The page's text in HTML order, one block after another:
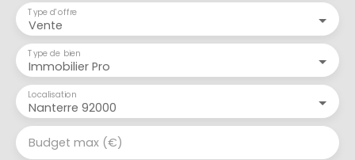
Vente
Type d'offre
Immobilier Pro
Type de bien
Nanterre 92000
Localisation
Budget max (€)